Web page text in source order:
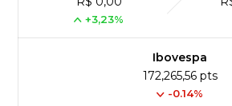
+3,23%
Ibovespa
172,265,56 pts
-0.14%